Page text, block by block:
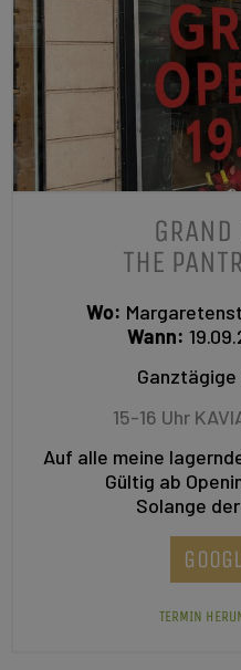
THE
Wo:
Wann:
15-16 Uhr
Auf alle meine
Gültig ab
Solange
TERMIN